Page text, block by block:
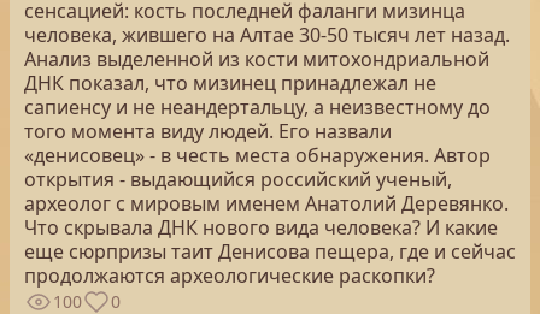
сенсацией: кость последней фаланги мизинца
человека, жившего на Алтае 30-50 тысяч лет назад.
Анализ выделенной из кости митохондриальной
ДНК показал, что мизинец принадлежал не
сапиенсу и не неандертальцу, а неизвестному до
того момента виду людей. Его назвали
«денисовец» - в честь места обнаружения. Автор
открытия - выдающийся российский ученый,
археолог с мировым именем Анатолий Деревянко.
Что скрывала ДНК нового вида человека? И какие
еще сюрпризы таит Денисова пещера, где и сейчас
продолжаются археологические раскопки?
100 0